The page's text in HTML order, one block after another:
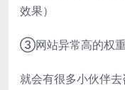
效果）
③网站异常高的权重
就会有很多小伙伴